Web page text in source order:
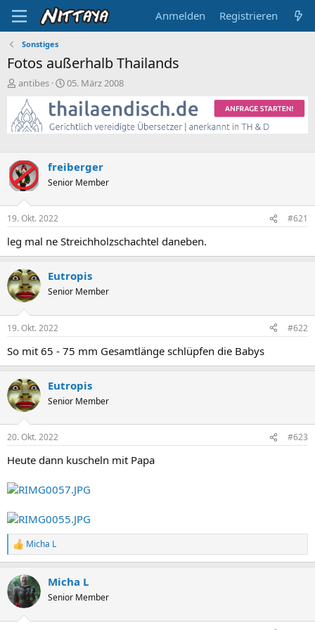
Anmelden Registrieren
Sonstiges
Fotos außerhalb Thailands
E
s
t
e
l
e
r
antibes
E
s
t
e
t
a
05. März 2008
freiberger
Senior Member
19. Okt. 2022 #621
leg mal ne Streichholzschachtel daneben.
Eutropis
Senior Member
19. Okt. 2022 #622
So mit 65 - 75 mm Gesamtlänge schlüpfen die Babys
Eutropis
Senior Member
20. Okt. 2022 #623
Heute dann kuscheln mit Papa
R
e
k
t
i
Micha L
Micha L
Senior Member